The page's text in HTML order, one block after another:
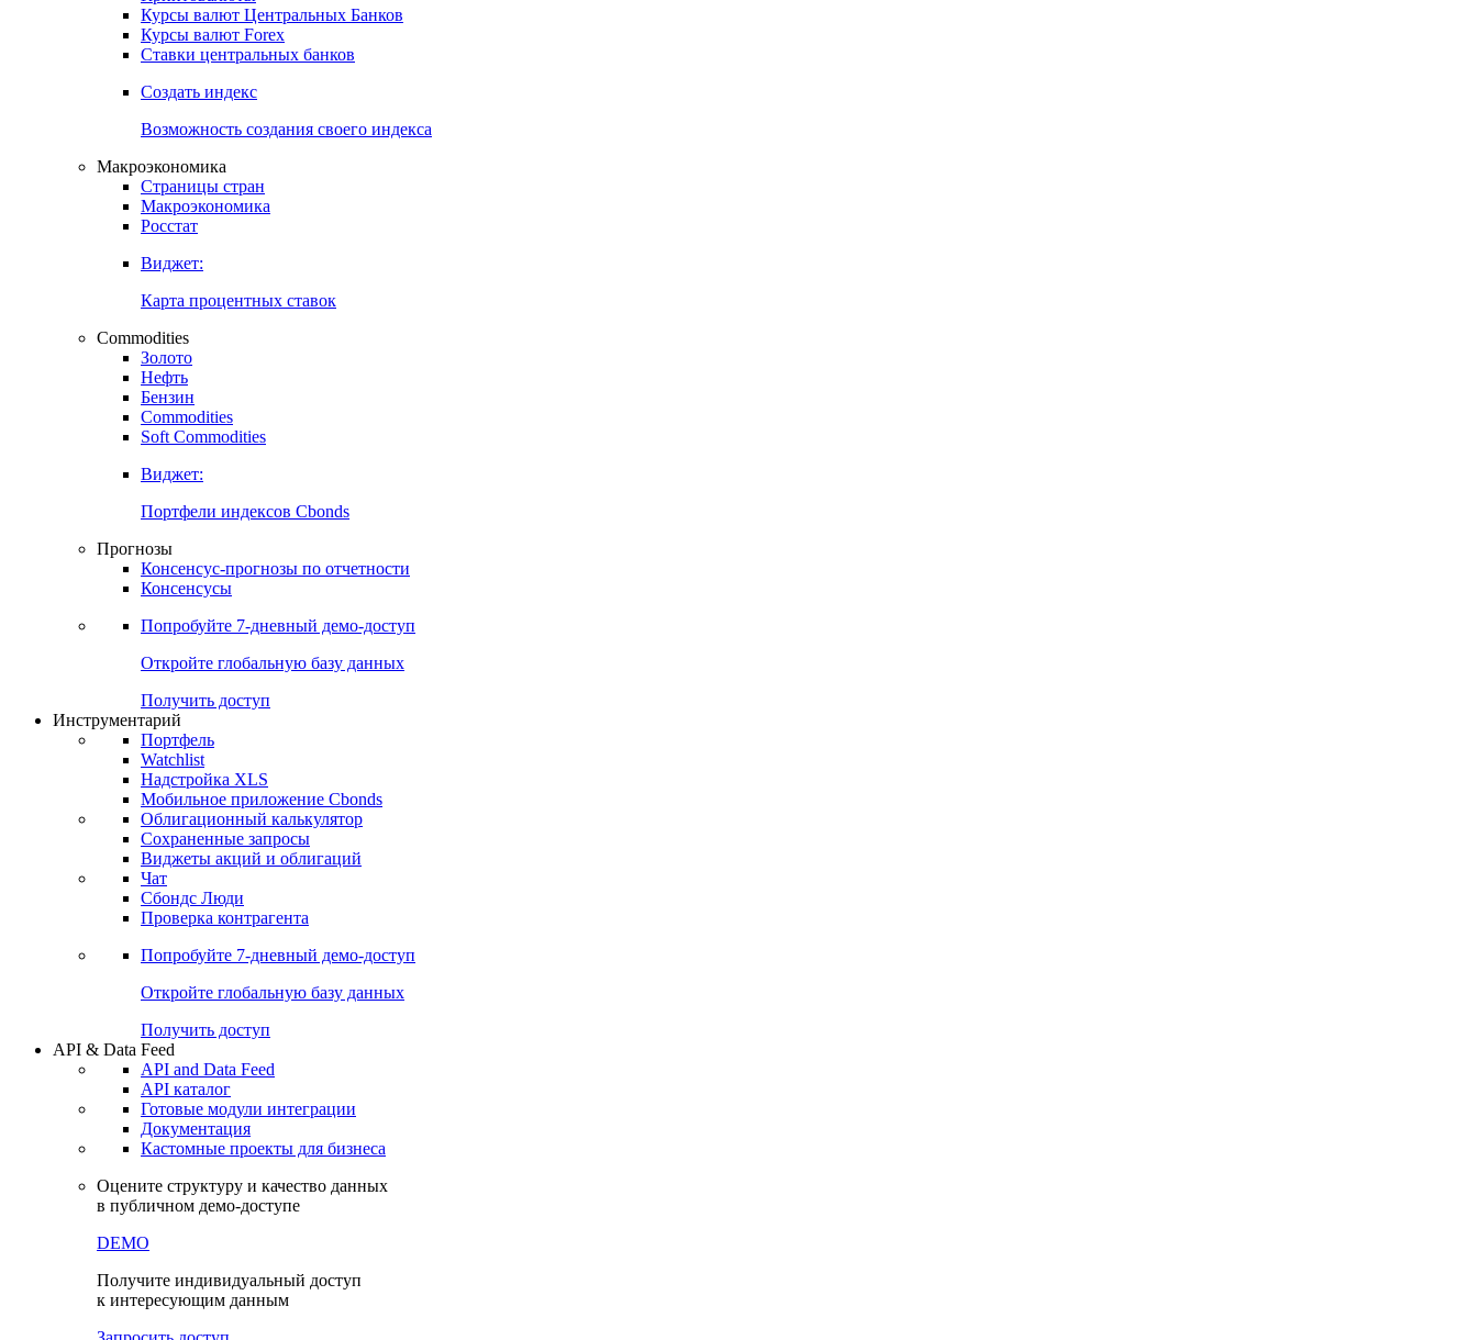
Курсы валют Центральных Банков
Курсы валют Forex
Ставки центральных банков
Создать индекс
Возможность создания своего индекса
Макроэкономика
Страницы стран
Макроэкономика
Росстат
Виджет:
Карта процентных ставок
Commodities
Золото
Нефть
Бензин
Commodities
Soft Commodities
Виджет:
Портфели индексов Cbonds
Прогнозы
Консенсус-прогнозы по отчетности
Консенсусы
Попробуйте 7-дневный демо-доступ
Откройте глобальную базу данных
Получить доступ
Инструментарий
Портфель
Watchlist
Надстройка XLS
Мобильное приложение Cbonds
Облигационный калькулятор
Сохраненные запросы
Виджеты акций и облигаций
Чат
Сбондс Люди
Проверка контрагента
Попробуйте 7-дневный демо-доступ
Откройте глобальную базу данных
Получить доступ
API & Data Feed
API and Data Feed
API каталог
Готовые модули интеграции
Документация
Кастомные проекты для бизнеса
Оцените структуру и качество данных
в публичном демо-доступе
DEMO
Получите индивидуальный доступ
к интересующим данным